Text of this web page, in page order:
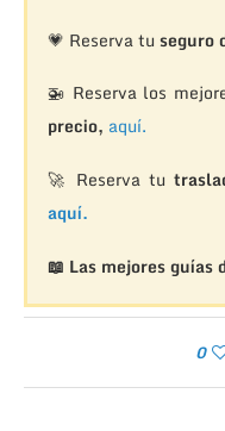
💗 Reserva tu seguro
🚁 Reserva los
precio, aquí.
🚀 Reserva tu
aquí.
📖 Las mejores guías
0